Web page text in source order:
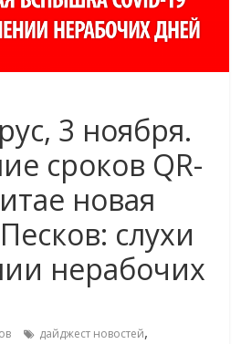
3 ноября.
сроков QR-
новая
слухи
нерабочих
дайджест новостей,